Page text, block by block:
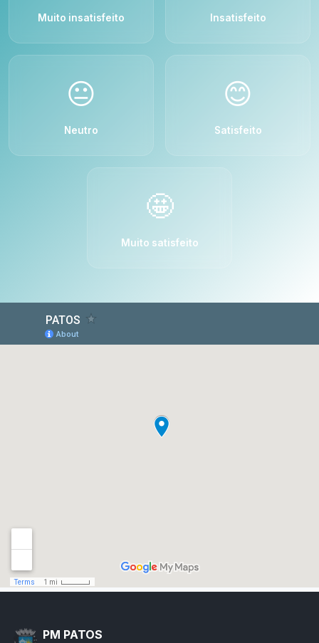
Muito insatisfeito Insatisfeito
😐
Neutro
😊
Satisfeito
🤩
Muito satisfeito
PM PATOS